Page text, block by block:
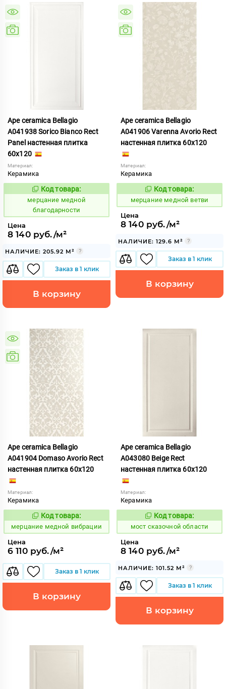
Ape ceramica Bellagio
A041938 Sorico Bianco Rect
Panel настенная плитка
60x120
Материал:
Керамика
975503
Код товара:
мерцание медной
благодарности
Цена
8 140 руб./м²
НАЛИЧИЕ: 205.92 М²
Заказ в 1 клик
В корзину
Ape ceramica Bellagio
A041906 Varenna Avorio Rect
настенная плитка 60x120
Материал:
Керамика
975509
Код товара:
мерцание медной ветви
Цена
8 140 руб./м²
НАЛИЧИЕ: 129.6 М²
Заказ в 1 клик
В корзину
Ape ceramica Bellagio
A041904 Domaso Avorio Rect
настенная плитка 60x120
Материал:
Керамика
975510
Код товара:
мерцание медной вибрации
Цена
6 110 руб./м²
Заказ в 1 клик
В корзину
Ape ceramica Bellagio
A043080 Beige Rect
настенная плитка 60x120
Материал:
Керамика
1026688
Код товара:
мост сказочной области
Цена
8 140 руб./м²
НАЛИЧИЕ: 101.52 М²
Заказ в 1 клик
В корзину